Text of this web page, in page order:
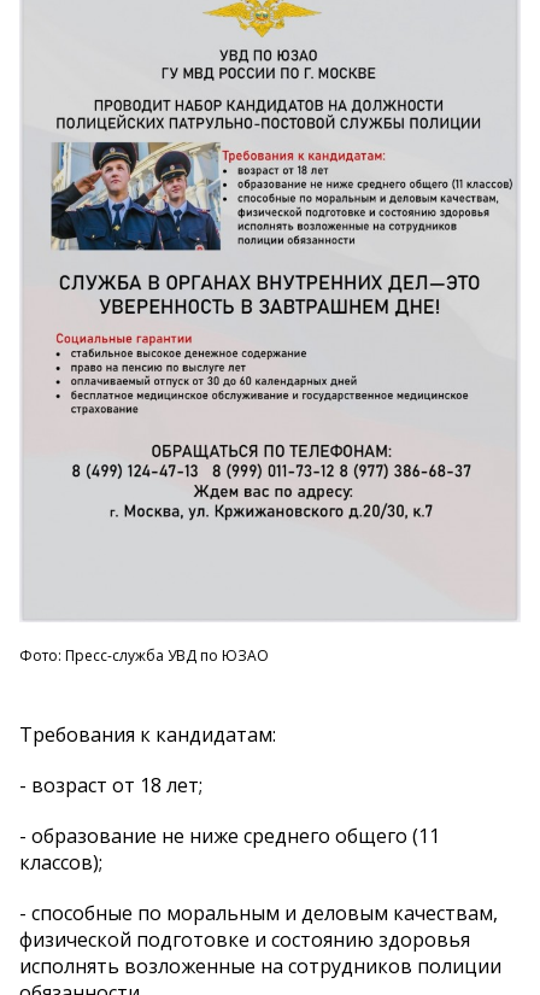
Фото: Пресс-служба УВД по ЮЗАО
Требования к кандидатам:
- возраст от 18 лет;
- образование не ниже среднего общего (11
классов);
- способные по моральным и деловым качествам,
физической подготовке и состоянию здоровья
исполнять возложенные на сотрудников полиции